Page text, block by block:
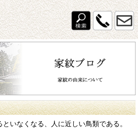
いなくなる、人に近しい鳥類である。